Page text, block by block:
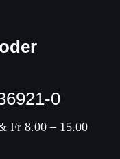
0
Fr 8.00 – 15.00